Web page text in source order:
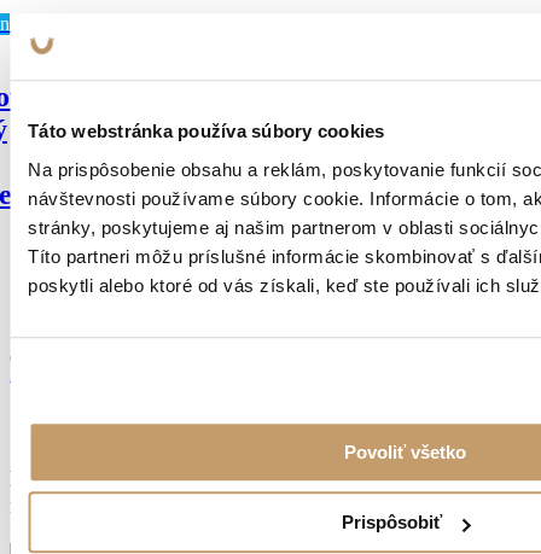
Táto webstránka používa súbory cookies
Na prispôsobenie obsahu a reklám, poskytovanie funkcií
návštevnosti používame súbory cookie. Informácie o tom,
stránky, poskytujeme aj našim partnerom v oblasti
Títo partneri môžu príslušné informácie skombinovať s
poskytli alebo ktoré od vás získali, keď ste používali ich
Povoliť všetko
Prispôsobiť
Odoberajte novinky
Dostávajte pravidelné informácie o novinkách e-
mailom